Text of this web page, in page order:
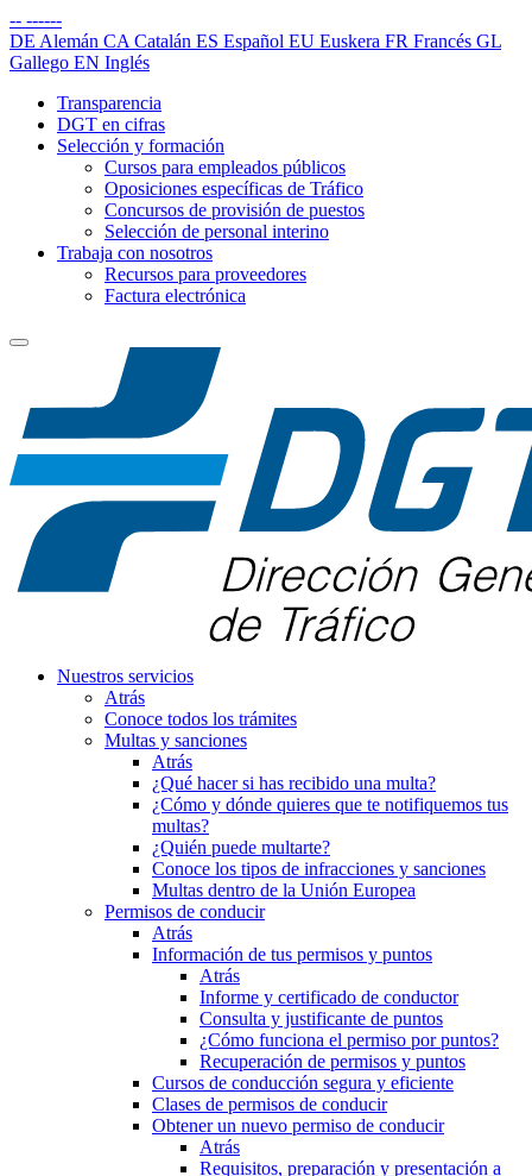
-- ------
DE Alemán CA Catalán ES Español EU Euskera FR Francés GL
Gallego EN Inglés
Transparencia
DGT en cifras
Selección y formación
Cursos para empleados públicos
Oposiciones específicas de Tráfico
Concursos de provisión de puestos
Selección de personal interino
Trabaja con nosotros
Recursos para proveedores
Factura electrónica
Nuestros servicios
Atrás
Conoce todos los trámites
Multas y sanciones
Atrás
¿Qué hacer si has recibido una multa?
¿Cómo y dónde quieres que te notifiquemos tus
multas?
¿Quién puede multarte?
Conoce los tipos de infracciones y sanciones
Multas dentro de la Unión Europea
Permisos de conducir
Atrás
Información de tus permisos y puntos
Atrás
Informe y certificado de conductor
Consulta y justificante de puntos
¿Cómo funciona el permiso por puntos?
Recuperación de permisos y puntos
Cursos de conducción segura y eficiente
Clases de permisos de conducir
Obtener un nuevo permiso de conducir
Atrás
Requisitos, preparación y presentación a